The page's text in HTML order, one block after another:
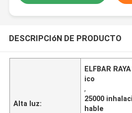
DESCRIPCIóN DE PRODUCTO
Alta luz:
ELFBAR
ico
,
25000
hable